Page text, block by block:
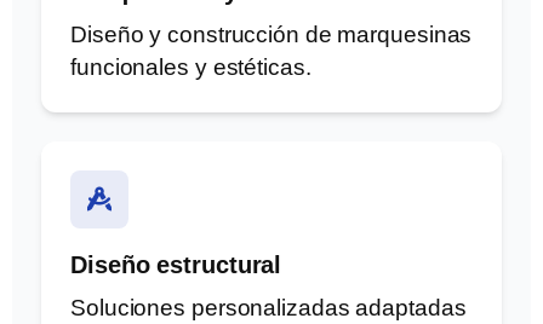
Diseño y construcción de marquesinas
funcionales y estéticas.
Diseño estructural
Soluciones personalizadas adaptadas